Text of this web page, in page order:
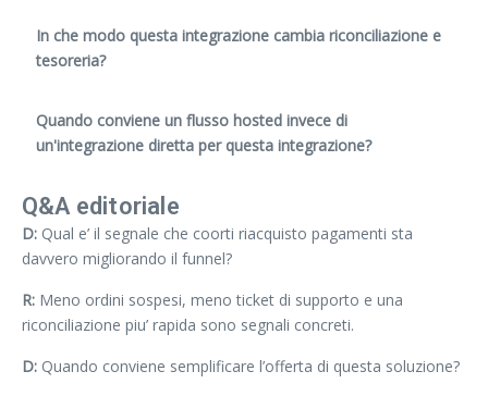
In che modo questa integrazione cambia riconciliazione e
tesoreria?
Quando conviene un flusso hosted invece di
un'integrazione diretta per questa integrazione?
Q&A editoriale
D: Qual e’ il segnale che coorti riacquisto pagamenti sta
davvero migliorando il funnel?
R: Meno ordini sospesi, meno ticket di supporto e una
riconciliazione piu’ rapida sono segnali concreti.
D: Quando conviene semplificare l’offerta di questa soluzione?